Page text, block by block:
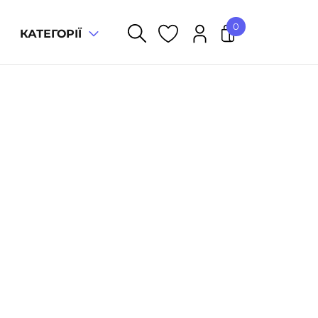
КАТЕГОРІЇ
0
У кошику немає товарів.